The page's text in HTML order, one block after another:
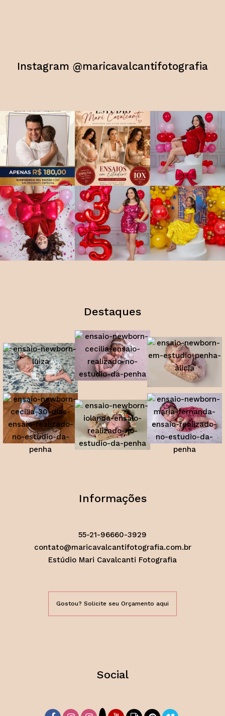
Instagram @maricavalcantifotografia
Destaques
Informações
55-21-96660-3929
contato@maricavalcantifotografia.com.br
Estúdio Mari Cavalcanti Fotografia
Gostou? Solicite seu Orçamento aqui
Social